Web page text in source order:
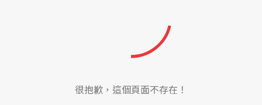
很抱歉，這個頁面不存在！